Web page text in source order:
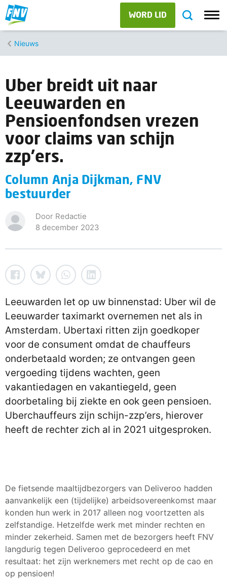
WORD LID
Nieuws
Uber breidt uit naar
Leeuwarden en
Pensioenfondsen vrezen
voor claims van schijn
zzp’ers.
Column Anja Dijkman, FNV
bestuurder
Door Redactie
8 december 2023
Leeuwarden let op uw binnenstad: Uber wil de
Leeuwarder taximarkt overnemen net als in
Amsterdam. Ubertaxi ritten zijn goedkoper
voor de consument omdat de chauffeurs
onderbetaald worden; ze ontvangen geen
vergoeding tijdens wachten, geen
vakantiedagen en vakantiegeld, geen
doorbetaling bij ziekte en ook geen pensioen.
Uberchauffeurs zijn schijn-zzp’ers, hierover
heeft de rechter zich al in 2021 uitgesproken.
De fietsende maaltijdbezorgers van Deliveroo hadden
aanvankelijk een (tijdelijke) arbeidsovereenkomst maar
konden hun werk in 2017 alleen nog voortzetten als
zelfstandige. Hetzelfde werk met minder rechten en
minder zekerheid. Samen met de bezorgers heeft FNV
langdurig tegen Deliveroo geprocedeerd en met
resultaat: het zijn werknemers met recht op de cao en
op pensioen!